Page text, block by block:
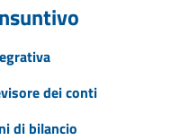
dei conti
di bilancio